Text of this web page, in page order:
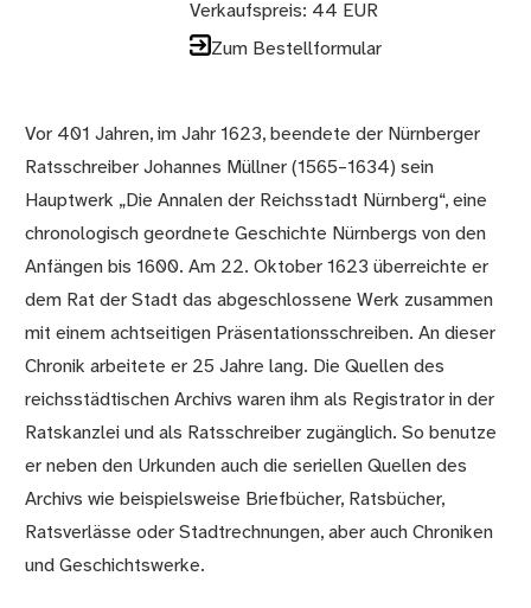
Verkaufspreis: 44 EUR
Zum Bestellformular
Vor 401 Jahren, im Jahr 1623, beendete der Nürnberger
Ratsschreiber Johannes Müllner (1565–1634) sein
Hauptwerk „Die Annalen der Reichsstadt Nürnberg“, eine
chronologisch geordnete Geschichte Nürnbergs von den
Anfängen bis 1600. Am 22. Oktober 1623 überreichte er
dem Rat der Stadt das abgeschlossene Werk zusammen
mit einem achtseitigen Präsentationsschreiben. An dieser
Chronik arbeitete er 25 Jahre lang. Die Quellen des
reichsstädtischen Archivs waren ihm als Registrator in der
Ratskanzlei und als Ratsschreiber zugänglich. So benutze
er neben den Urkunden auch die seriellen Quellen des
Archivs wie beispielsweise Briefbücher, Ratsbücher,
Ratsverlässe oder Stadtrechnungen, aber auch Chroniken
und Geschichtswerke.